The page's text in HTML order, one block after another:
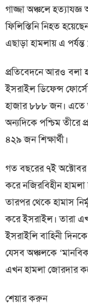
গাজ্জা অঞ্চলে
ফিলিস্তিনি নিহত
এছাড়া হামলায় এ
প্রতিবেদনে আরও বলা
ইসরাইল ডিফেন্স
হাজার ৮৮৮ জন। এতে
অন্যদিকে পশ্চিম তীরে
৪২৯ জন শিক্ষার্থী।
গত বছরের ৭ই অক্টোবর
করে নজিরবিহীন হামলা
তারপর থেকে হামাস
করে ইসরাইল। তারা
ইসরাইলি বাহিনী
যেসব অঞ্চলকে
এখন হামলা জোরদার
শেয়ার করুন